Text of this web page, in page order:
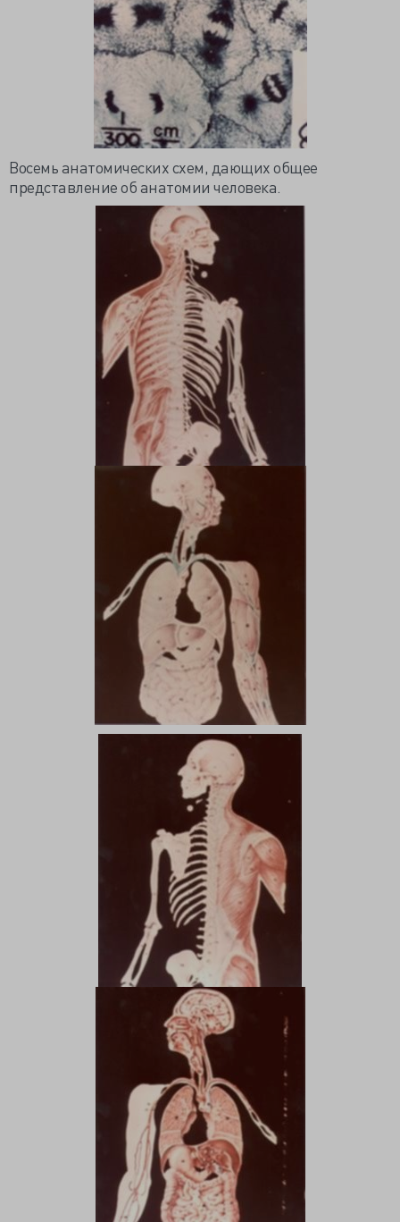
Восемь анатомических схем, дающих общее
представление об анатомии человека.